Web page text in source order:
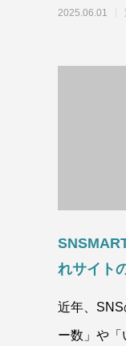
ます。
2025.06.01
れサイト
近年、
ー数」や「